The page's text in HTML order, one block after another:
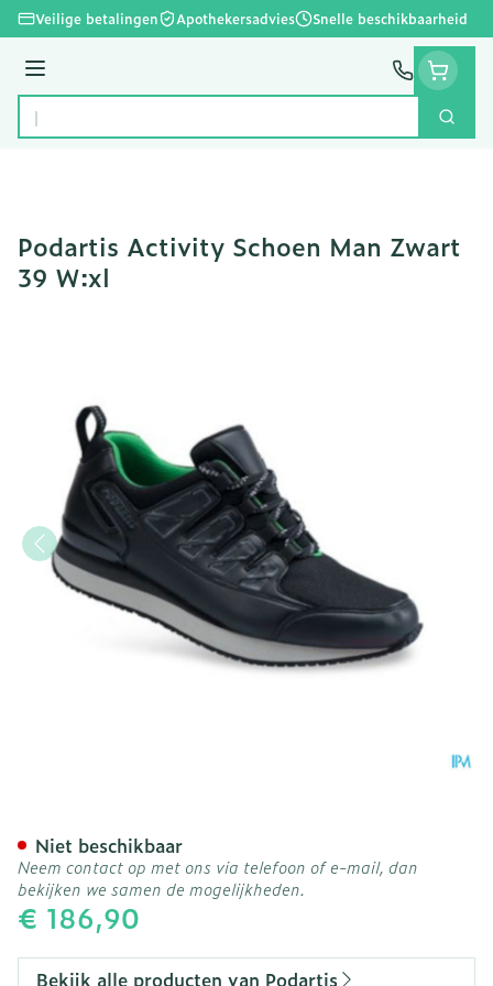
Ga naar de inhoud
Veilige betalingen Apothekersadvies Snelle beschikbaarheid
Menu
Product, merk, categorie...
Zoek
Podartis Activity Schoen Man Zwart
39 W:xl
€ 186,90
Niet beschikbaar
Neem contact op met ons via telefoon of e-mail, dan
bekijken we samen de mogelijkheden.
Bekijk alle producten van Podartis